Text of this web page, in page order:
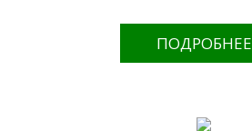
ПОДРОБНЕЕ